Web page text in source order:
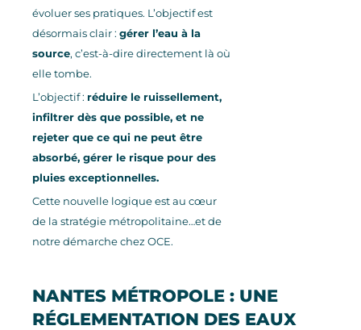
évoluer ses pratiques. L’objectif est
désormais clair : gérer l’eau à la
source, c’est-à-dire directement là où
elle tombe.
L’objectif : réduire le ruissellement,
infiltrer dès que possible, et ne
rejeter que ce qui ne peut être
absorbé, gérer le risque pour des
pluies exceptionnelles.
Cette nouvelle logique est au cœur
de la stratégie métropolitaine…et de
notre démarche chez OCE.
NANTES MÉTROPOLE : UNE
RÉGLEMENTATION DES EAUX